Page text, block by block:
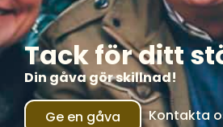
Tack för ditt
Din gåva gör skillnad!
Ge en gåva Kontakta